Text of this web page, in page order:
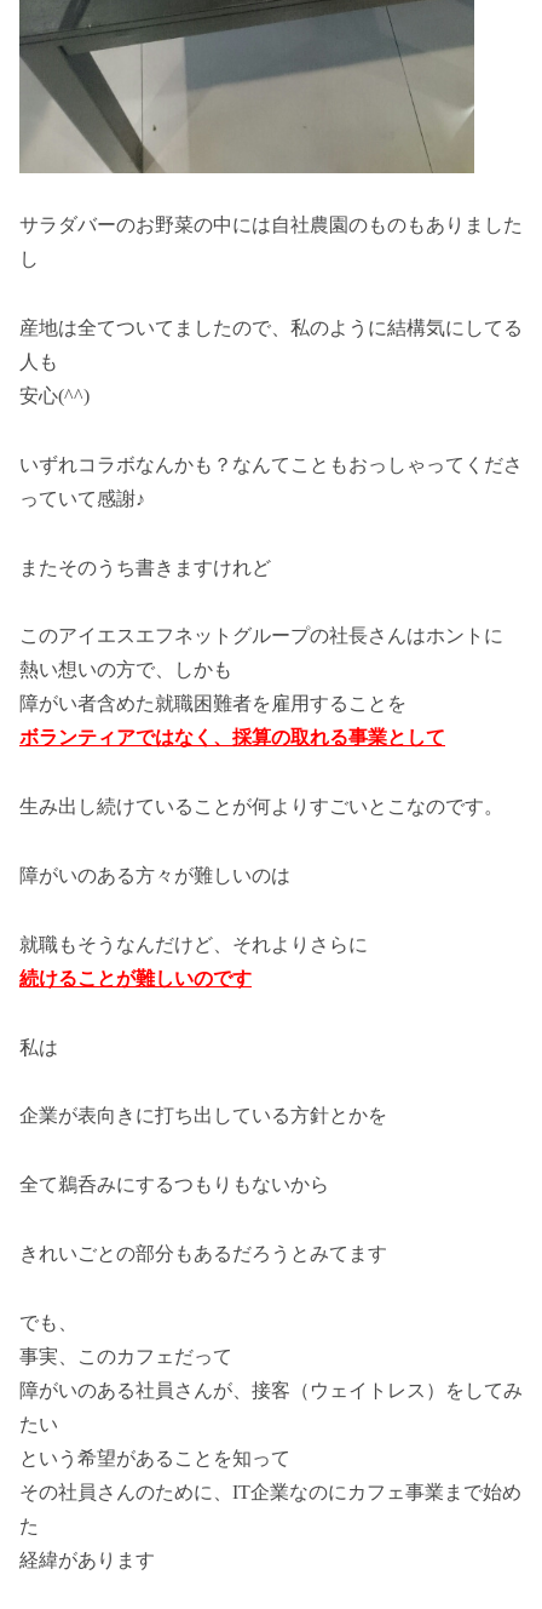
サラダバーのお野菜の中には自社農園のものもありました
し
産地は全てついてましたので、私のように結構気にしてる
人も
安心(^^)
いずれコラボなんかも？なんてこともおっしゃってくださ
っていて感謝♪
またそのうち書きますけれど
このアイエスエフネットグループの社長さんはホントに
熱い想いの方で、しかも
障がい者含めた就職困難者を雇用することを
ボランティアではなく、採算の取れる事業として
生み出し続けていることが何よりすごいとこなのです。
障がいのある方々が難しいのは
就職もそうなんだけど、それよりさらに
続けることが難しいのです
私は
企業が表向きに打ち出している方針とかを
全て鵜呑みにするつもりもないから
きれいごとの部分もあるだろうとみてます
でも、
事実、このカフェだって
障がいのある社員さんが、接客（ウェイトレス）をしてみ
たい
という希望があることを知って
その社員さんのために、IT企業なのにカフェ事業まで始め
た
経緯があります